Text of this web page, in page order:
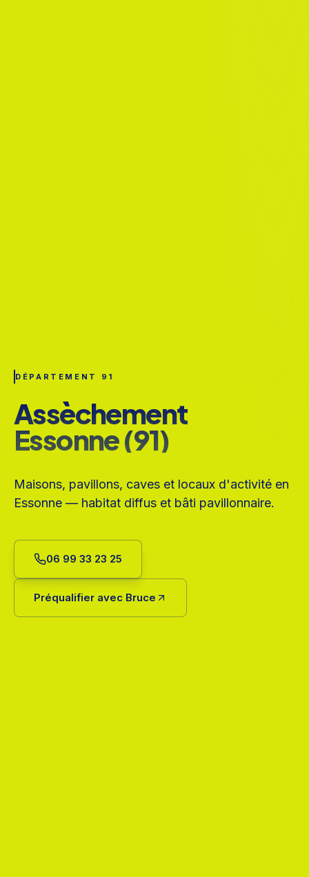
DÉPARTEMENT 91
Assèchement
Essonne (91)
Maisons, pavillons, caves et locaux d'activité en
Essonne — habitat diffus et bâti pavillonnaire.
06 99 33 23 25
Préqualifier avec Bruce